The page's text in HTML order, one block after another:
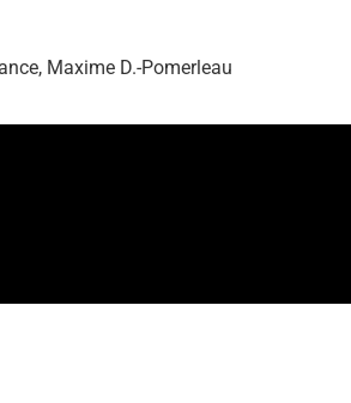
Maxime D.-Pomerleau